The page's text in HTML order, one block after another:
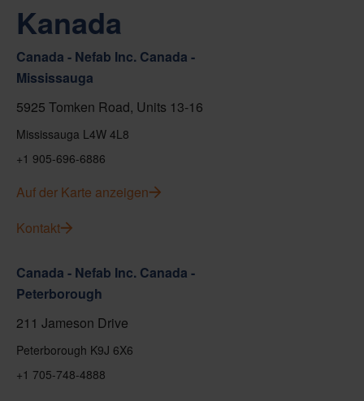
Kanada
Canada - Nefab Inc. Canada -
Mississauga
5925 Tomken Road, Units 13-16
Mississauga L4W 4L8
+1 905-696-6886
Auf der Karte anzeigen
Kontakt
Canada - Nefab Inc. Canada -
Peterborough
211 Jameson Drive
Peterborough K9J 6X6
+1 705-748-4888